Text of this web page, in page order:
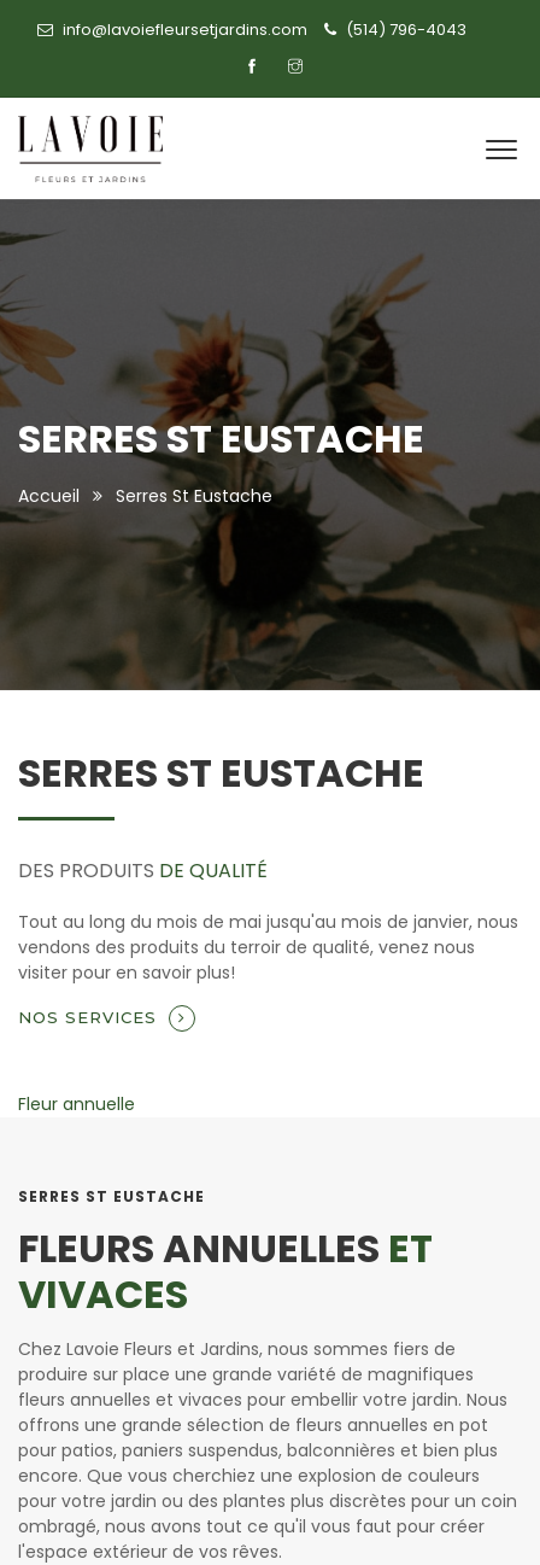
info@lavoiefleursetjardins.com (514) 796-4043
SERRES ST EUSTACHE
Accueil Serres St Eustache
SERRES ST EUSTACHE
DES PRODUITS DE QUALITÉ
Tout au long du mois de mai jusqu'au mois de janvier, nous
vendons des produits du terroir de qualité, venez nous
visiter pour en savoir plus!
NOS SERVICES
SERRES ST EUSTACHE
FLEURS ANNUELLES ET
VIVACES
Chez Lavoie Fleurs et Jardins, nous sommes fiers de
produire sur place une grande variété de magnifiques
fleurs annuelles et vivaces pour embellir votre jardin. Nous
offrons une grande sélection de fleurs annuelles en pot
pour patios, paniers suspendus, balconnières et bien plus
encore. Que vous cherchiez une explosion de couleurs
pour votre jardin ou des plantes plus discrètes pour un coin
ombragé, nous avons tout ce qu'il vous faut pour créer
l'espace extérieur de vos rêves.